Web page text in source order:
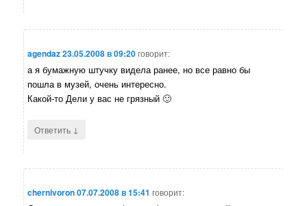
agendaz23.05.2008 в 09:20говорит:
а я бумажную штучку видела ранее, но все равно бы
пошла в музей, очень интересно.
Какой-то Дели у вас не грязный 🙂
Ответить ↓
chernivoron07.07.2008 в 15:41 говорит: